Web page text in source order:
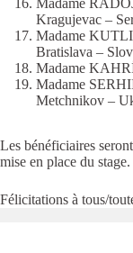
Madame
Kragujevac –
Madame
Bratislava –
Madame
Madame
Metchnikov –
Les bénéficiaires
mise en place du stage.
Félicitations à tous/